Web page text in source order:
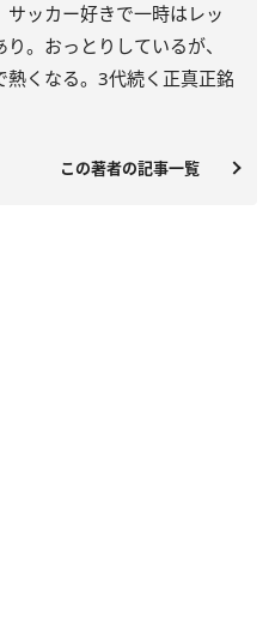
ッカー好きで一時はレッ
。おっとりしているが、
くなる。3代続く正真正銘
この著者の記事一覧